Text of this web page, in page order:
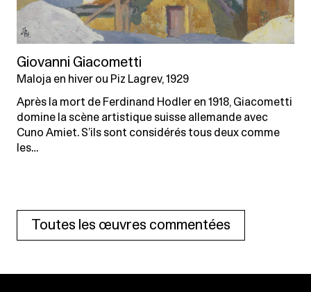
Giovanni Giacometti
Maloja en hiver ou Piz Lagrev, 1929
Après la mort de Ferdinand Hodler en 1918, Giacometti
domine la scène artistique suisse allemande avec
Cuno Amiet. S’ils sont considérés tous deux comme
les…
Toutes les œuvres commentées